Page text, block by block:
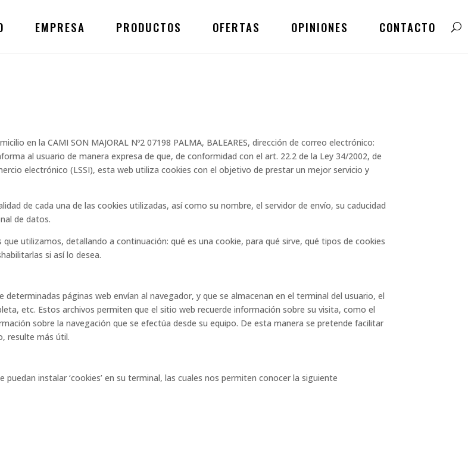
EMPRESA PRODUCTOS OFERTAS OPINIONES CONTACTO
en la CAMI SON MAJORAL Nº2 07198 PALMA, BALEARES, dirección de correo electrónico:
al usuario de manera expresa de que, de conformidad con el art. 22.2 de la Ley 34/2002, de
electrónico (LSSI), esta web utiliza cookies con el objetivo de prestar un mejor servicio y
de cada una de las cookies utilizadas, así como su nombre, el servidor de envío, su caducidad
de datos.
utilizamos, detallando a continuación: qué es una cookie, para qué sirve, qué tipos de cookies
si así lo desea.
determinadas páginas web envían al navegador, y que se almacenan en el terminal del usuario, el
etc. Estos archivos permiten que el sitio web recuerde información sobre su visita, como el
sobre la navegación que se efectúa desde su equipo. De esta manera se pretende facilitar
resulte más útil.
instalar ‘cookies’ en su terminal, las cuales nos permiten conocer la siguiente